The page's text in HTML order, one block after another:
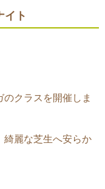
イト
クラスを開催しま
綺麗な芝生へ安らか